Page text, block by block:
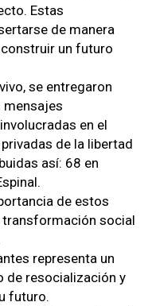
Estas
de manera
un futuro
se entregaron
mensajes
en el
de la libertad
así: 68 en
de estos
transformación social
representa un
de resocialización y
futuro.